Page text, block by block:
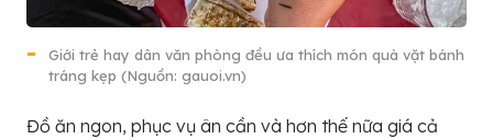
Giới trẻ hay dân văn phòng đều ưa thích món quà vặt bánh
tráng kẹp (Nguồn: gauoi.vn)
Đồ ăn ngon, phục vụ ân cần và hơn thế nữa giá cả